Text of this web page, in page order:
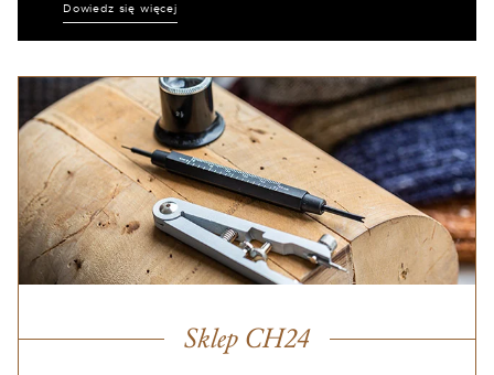
Dowiedz się więcej
Sklep CH24